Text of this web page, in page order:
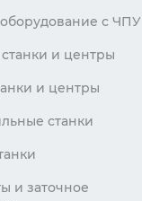
с ЧПУ
и центры
и центры
станки
и заточное